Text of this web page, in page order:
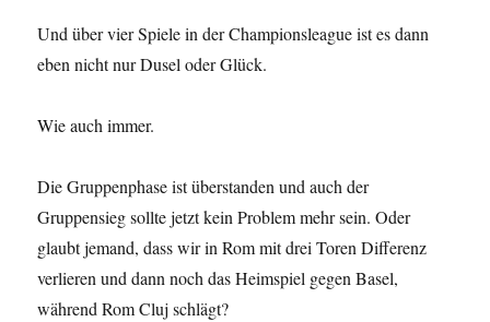
Und über vier Spiele in der Championsleague ist es dann
eben nicht nur Dusel oder Glück.
Wie auch immer.
Die Gruppenphase ist überstanden und auch der
Gruppensieg sollte jetzt kein Problem mehr sein. Oder
glaubt jemand, dass wir in Rom mit drei Toren Differenz
verlieren und dann noch das Heimspiel gegen Basel,
während Rom Cluj schlägt?